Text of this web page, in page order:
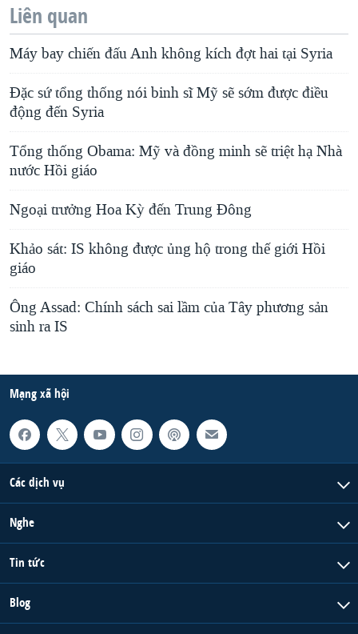
Liên quan
Máy bay chiến đấu Anh không kích đợt hai tại Syria
Đặc sứ tổng thống nói binh sĩ Mỹ sẽ sớm được điều
động đến Syria
Tổng thống Obama: Mỹ và đồng minh sẽ triệt hạ Nhà
nước Hồi giáo
Ngoại trưởng Hoa Kỳ đến Trung Đông
Khảo sát: IS không được ủng hộ trong thế giới Hồi
giáo
Ông Assad: Chính sách sai lầm của Tây phương sản
sinh ra IS
Mạng xã hội
Các dịch vụ
Nghe
Tin tức
Blog